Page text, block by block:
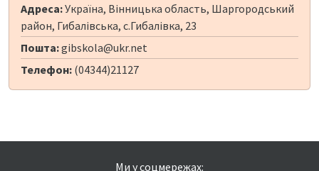
Адреса:Україна, Вінницька область, Шаргородський
район, Гибалівська, с.Гибалівка, 23
Пошта:gibskola@ukr.net
Телефон: (04344)21127
Ми у соцмережах: